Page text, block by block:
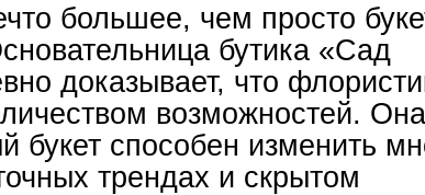
большее, чем просто
бутика «Сад
доказывает, что
возможностей. Она
букет способен изменить
трендах и скрытом